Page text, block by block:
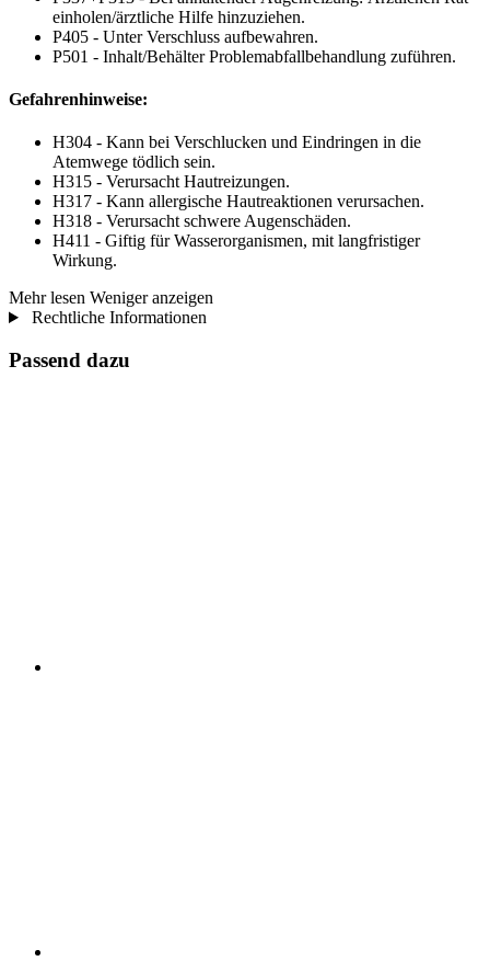
einholen/ärztliche Hilfe hinzuziehen.
P405 - Unter Verschluss aufbewahren.
P501 - Inhalt/Behälter Problemabfallbehandlung zuführen.
Gefahrenhinweise:
H304 - Kann bei Verschlucken und Eindringen in die
Atemwege tödlich sein.
H315 - Verursacht Hautreizungen.
H317 - Kann allergische Hautreaktionen verursachen.
H318 - Verursacht schwere Augenschäden.
H411 - Giftig für Wasserorganismen, mit langfristiger
Wirkung.
Mehr lesen Weniger anzeigen
Rechtliche Informationen
Passend dazu